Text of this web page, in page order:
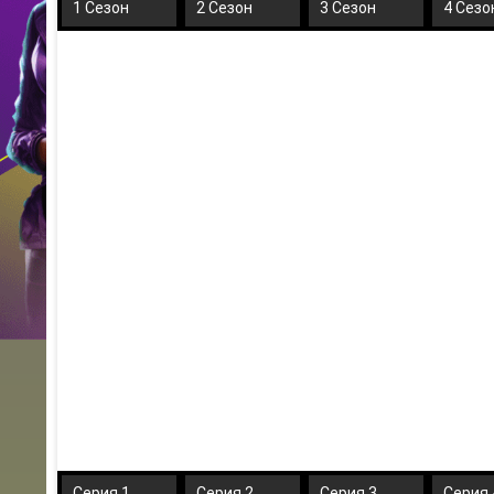
1 Сезон 2 Сезон 3 Сезон 4